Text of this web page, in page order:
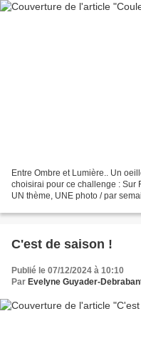
Entre Ombre et Lumière.. Un
choisirai pour ce challenge : Sur
UN thème, UNE photo / par
C'est de saison !
Publié le 07/12/2024 à 10:10
Par Evelyne Guyader-